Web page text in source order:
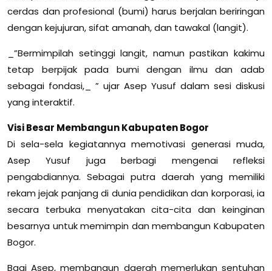
cerdas dan profesional (bumi) harus berjalan beriringan
dengan kejujuran, sifat amanah, dan tawakal (langit).
_”Bermimpilah setinggi langit, namun pastikan kakimu
tetap berpijak pada bumi dengan ilmu dan adab
sebagai fondasi,_ ” ujar Asep Yusuf dalam sesi diskusi
yang interaktif.
Visi Besar Membangun Kabupaten Bogor
Di sela-sela kegiatannya memotivasi generasi muda,
Asep Yusuf juga berbagi mengenai refleksi
pengabdiannya. Sebagai putra daerah yang memiliki
rekam jejak panjang di dunia pendidikan dan korporasi, ia
secara terbuka menyatakan cita-cita dan keinginan
besarnya untuk memimpin dan membangun Kabupaten
Bogor.
Bagi Asep, membangun daerah memerlukan sentuhan